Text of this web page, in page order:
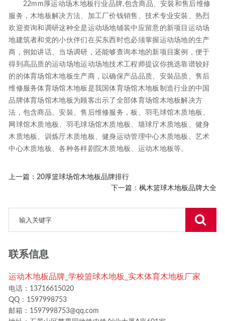
22mm厚运动场木地板行业品牌,包含商品、安裝和售后维修
服务，木地板解决方法、加工厂价钱销售、技术专业安裝、热烈
欢迎资询和调研这种全是运动场地铺装中应留意的新项目运动场
地建筑者和党的小伙伴们在买东西时也必须掌握运动场地的生产
商，例如讲话、当场调研，还能够查询本地的新项目案例，便于
得到高品质的运动场地运动场地技术工程师提议你挑选靠谱较好
的的体育场馆木地板生产商，以确保产品品质、安裝品质、售后
维修服务体育场馆木地板是我国体育场馆木地板制造行业的中国
品牌体育场馆木地板为顾客出示了全部体育场馆木地板解决方
法，包含商品、安裝、售后维修服务，板、羽毛球馆木质地板、
网球馆木质地板、羽毛球场馆木质地板、墙球厅木质地板、健身
木质地板、训炼厅木质地板、健身运动管理中心木质地板、艺术
中心木质地板、各种各样剧院木质地板、运动木地板等。
上一篇：20厚篮球场馆木地板品牌排行
下一篇： 枫木篮球木地板品牌大全
联系信息
运动木地板品牌_学校篮球木地板_实木体育木地板厂家
电话：13716615020
QQ：1597998753
邮箱：1597998753@qq.com